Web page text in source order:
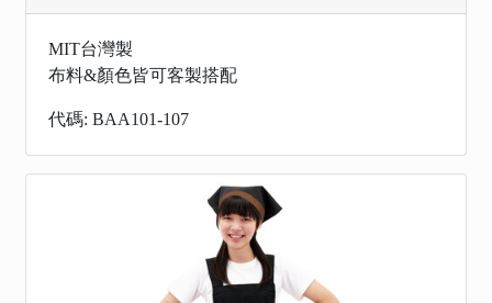
MIT台灣製
布料&顏色皆可客製搭配
代碼: BAA101-107